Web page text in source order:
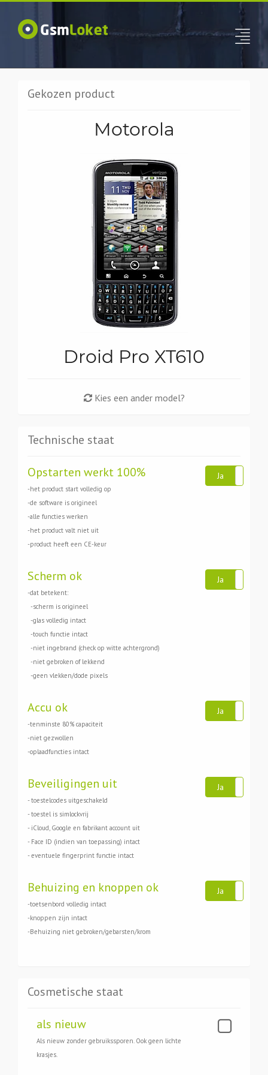
Gekozen product
Motorola
Droid Pro XT610
Kies een ander model?
Technische staat
Opstarten werkt 100%
-het product start volledig op
-de software is origineel
-alle functies werken
-het product valt niet uit
-product heeft een CE-keur
Ja
Scherm ok
-dat betekent:
-scherm is origineel
-glas volledig intact
-touch functie intact
-niet ingebrand (check op witte achtergrond)
-niet gebroken of lekkend
-geen vlekken/dode pixels
Ja
Accu ok
-tenminste 80% capaciteit
-niet gezwollen
-oplaadfuncties intact
Ja
Beveiligingen uit
- toestelcodes uitgeschakeld
- toestel is simlockvrij
- iCloud, Google en fabrikant account uit
- Face ID (indien van toepassing) intact
- eventuele fingerprint functie intact
Ja
Behuizing en knoppen ok
-toetsenbord volledig intact
-knoppen zijn intact
-Behuizing niet gebroken/gebarsten/krom
Ja
Cosmetische staat
als nieuw
Als nieuw zonder gebruikssporen. Ook geen lichte
krasjes.